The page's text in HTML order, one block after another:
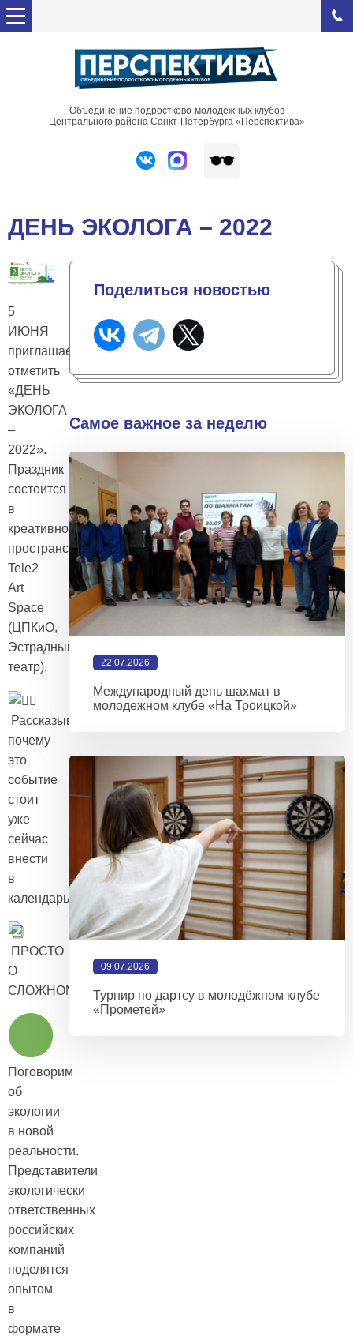
Объединение подростково-молодежных клубов
Центрального района Санкт-Петербурга «Перспектива»
ДЕНЬ ЭКОЛОГА – 2022
5
ИЮНЯ
приглашаем
отметить
«ДЕНЬ
ЭКОЛОГА
–
2022».
Праздник
состоится
в
креативном
пространстве
Tele2
Art
Space
(ЦПКиО,
Эстрадный
театр).
Рассказываем,
почему
это
событие
стоит
уже
сейчас
внести
в
календарь:
ПРОСТО
О
СЛОЖНОМ
Поговорим
об
экологии
в новой
реальности.
Представители
экологически
ответственных
российских
компаний
поделятся
опытом
в
формате
Поделиться новостью
Самое важное за неделю
22.07.2026
Международный день шахмат в
молодежном клубе «На Троицкой»
09.07.2026
Турнир по дартсу в молодёжном клубе
«Прометей»